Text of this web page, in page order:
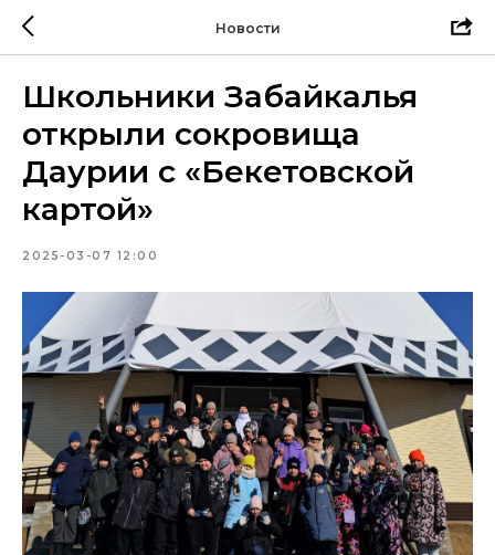
Новости
Школьники Забайкалья
открыли сокровища
Даурии с «Бекетовской
картой»
2025-03-07 12:00